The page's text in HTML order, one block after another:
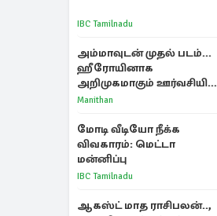
IBC Tamilnadu
அம்மாவுடன் முதல் படம்...
ஹீரோயினாக
அறிமுகமாகும் ஊர்வசியின்
மகள் தேஜலட்சுமி!
Manithan
மோடி வீடியோ நீக்க
விவகாரம்: மெட்டா
மன்னிப்பு
IBC Tamilnadu
ஆகஸ்ட் மாத ராசிபலன்..,